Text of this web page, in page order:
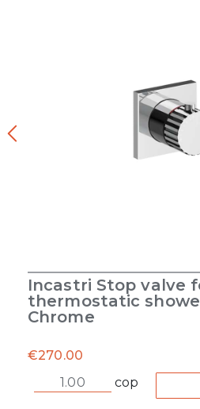
Incastri Stop valve
thermostatic
Chrome
€270.00
cop